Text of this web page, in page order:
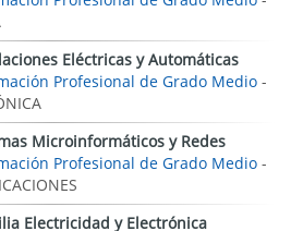
Eléctricas y Automáticas
Profesional de Grado Medio -
Microinformáticos y Redes
Profesional de Grado Medio -
Electricidad y Electrónica